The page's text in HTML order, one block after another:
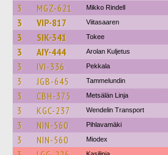
3 MGZ-621 Mikko Rindell
3 VIP-817 Viitasaaren
3 SIK-341 Tokee
3 AIY-444 Arolan Kuljetus
3 IVI-336 Pekkala
3 JGB-645 Tammelundin
3 CBH-375 Metsälän Linja
3 KGC-237 Wendelin Transport
3 NIN-560 Pihlavamäki
3 NIN-560 Miodex